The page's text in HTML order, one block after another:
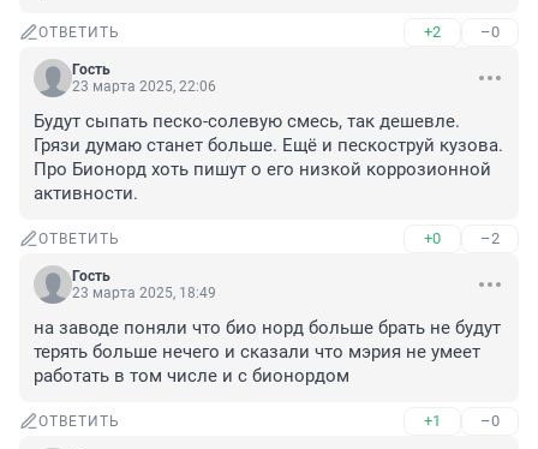
ОТВЕТИТЬ +2 –0
Гость
23 марта 2025, 22:06
Будут сыпать песко-солевую смесь, так дешевле.
Грязи думаю станет больше. Ещё и пескоструй кузова.
Про Бионорд хоть пишут о его низкой коррозионной
активности.
ОТВЕТИТЬ +0 –2
Гость
23 марта 2025, 18:49
на заводе поняли что био норд больше брать не будут
терять больше нечего и сказали что мэрия не умеет
работать в том числе и с бионордом
ОТВЕТИТЬ +1 –0